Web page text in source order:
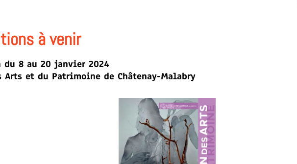
à venir
du 8 au 20 janvier 2024
et du Patrimoine de Châtenay-Malabry